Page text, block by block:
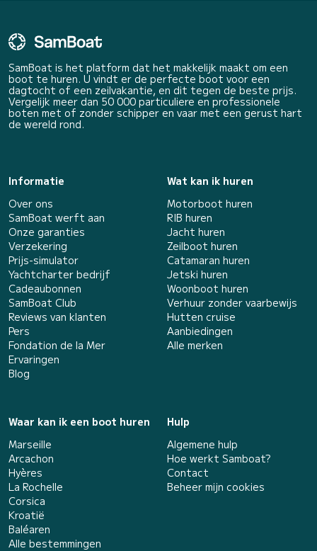
SamBoat is het platform dat het makkelijk maakt om een
boot te huren. U vindt er de perfecte boot voor een
dagtocht of een zeilvakantie, en dit tegen de beste prijs.
Vergelijk meer dan 50 000 particuliere en professionele
boten met of zonder schipper en vaar met een gerust hart
de wereld rond.
Informatie
Over ons
SamBoat werft aan
Onze garanties
Verzekering
Prijs-simulator
Yachtcharter bedrijf
Cadeaubonnen
SamBoat Club
Reviews van klanten
Pers
Fondation de la Mer
Ervaringen
Blog
Wat kan ik huren
Motorboot huren
RIB huren
Jacht huren
Zeilboot huren
Catamaran huren
Jetski huren
Woonboot huren
Verhuur zonder vaarbewijs
Hutten cruise
Aanbiedingen
Alle merken
Waar kan ik een boot huren
Marseille
Arcachon
Hyères
La Rochelle
Corsica
Kroatië
Baléaren
Alle bestemmingen
Hulp
Algemene hulp
Hoe werkt Samboat?
Contact
Beheer mijn cookies